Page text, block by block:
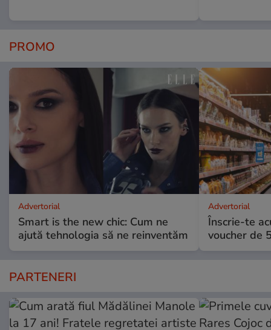
PROMO
Advertorial
Smart is the new chic: Cum ne
ajută tehnologia să ne reinventăm
Advertorial
Înscrie-te
voucher de
PARTENERI